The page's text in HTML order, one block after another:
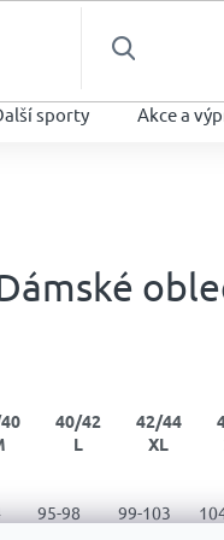
HLEDAT
sporty Akce a
40/42
L
42/44
XL
95-98 99-103